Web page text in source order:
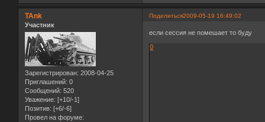
Поделиться2009-05-19 16:49:02
TAnk
Участник
Зарегистрирован: 2008-04-25
Приглашений: 0
Сообщений: 520
Уважение: [+10/-1]
Позитив: [+6/-6]
Провел на форуме:
если сессия не помешает то буду
0